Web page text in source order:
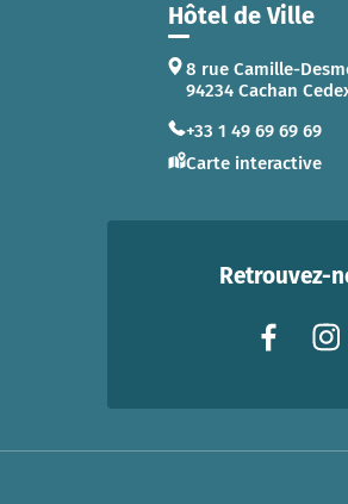
Hôtel de Ville
8 rue Camille-
94234 Cachan
+33 1 49 69 69 69
Carte interactive
Retrouvez-